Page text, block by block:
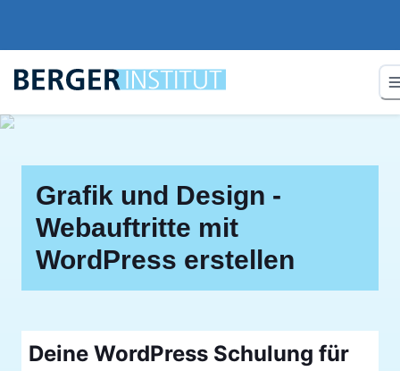
Grafik und Design -
Webauftritte mit
WordPress erstellen
Deine WordPress Schulung für